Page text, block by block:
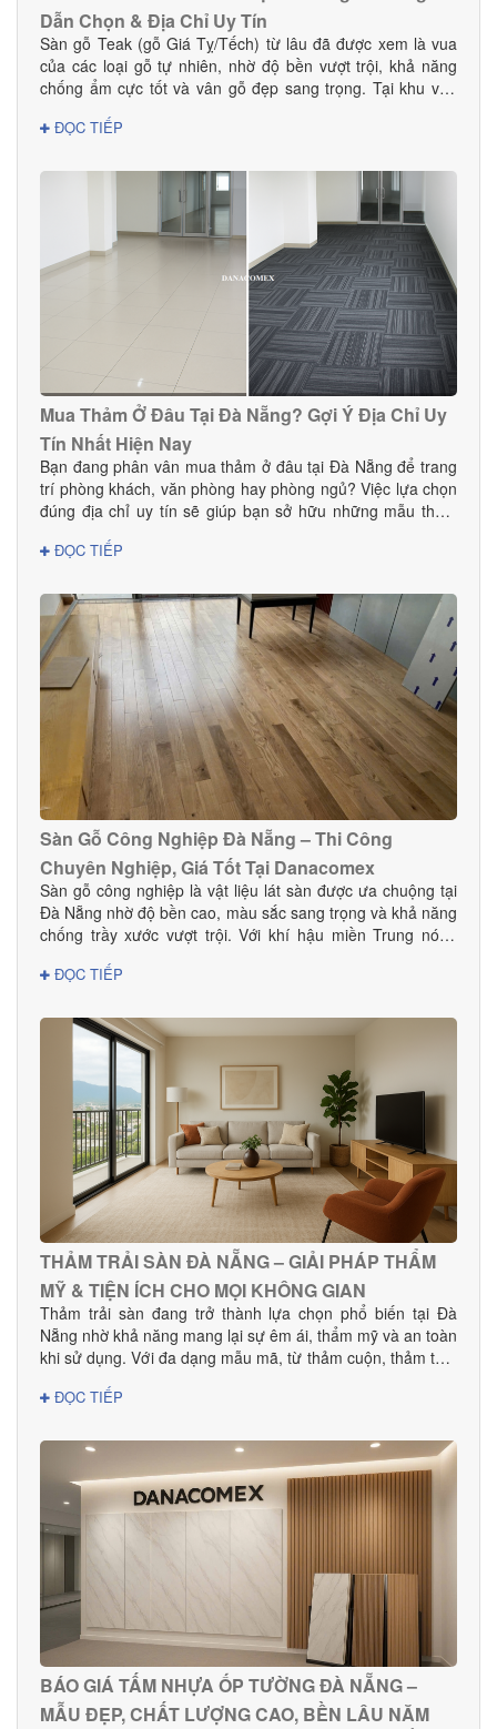
Dẫn Chọn & Địa Chỉ Uy Tín
Sàn gỗ Teak (gỗ Giá Tỵ/Tếch) từ lâu đã được xem là vua
của các loại gỗ tự nhiên, nhờ độ bền vượt trội, khả năng
chống ẩm cực tốt và vân gỗ đẹp sang trọng. Tại khu vực
— sàn gỗ Teak là lựa chọn hoàn hảo cho cả nhà ở, biệt
Teak ở đâu tại Đà Nẵng để đảm bảo chất lượng thật, giá tốt
và dịch vụ thi công chuyên nghiệp? Hãy cùng Danacomex
ĐỌC TIẾP
Mua Thảm Ở Đâu Tại Đà Nẵng? Gợi Ý Địa Chỉ Uy
Tín Nhất Hiện Nay
Bạn đang phân vân mua thảm ở đâu tại Đà Nẵng để trang
trí phòng khách, văn phòng hay phòng ngủ? Việc lựa chọn
đúng địa chỉ uy tín sẽ giúp bạn sở hữu những mẫu thảm
Trong bài viết này, DANACOMEX giới thiệu đến bạn nơi
tại Đà Nẵng.
ĐỌC TIẾP
Sàn Gỗ Công Nghiệp Đà Nẵng – Thi Công
Chuyên Nghiệp, Giá Tốt Tại Danacomex
Sàn gỗ công nghiệp là vật liệu lát sàn được ưa chuộng tại
Đà Nẵng nhờ độ bền cao, màu sắc sang trọng và khả năng
chống trầy xước vượt trội. Với khí hậu miền Trung nóng
gian bền đẹp và hạn chế cong vênh hiệu quả. Tại Đà
gỗ công nghiệp uy tín, được nhiều khách hàng gia đình,
khách sạn, showroom và văn phòng tin dùng.
ĐỌC TIẾP
THẢM TRẢI SÀN ĐÀ NẴNG – GIẢI PHÁP THẨM
MỸ & TIỆN ÍCH CHO MỌI KHÔNG GIAN
Thảm trải sàn đang trở thành lựa chọn phổ biến tại Đà
Nẵng nhờ khả năng mang lại sự êm ái, thẩm mỹ và an toàn
khi sử dụng. Với đa dạng mẫu mã, từ thảm cuộn, thảm tấm
mọi nhu cầu decor và thi công dự án.
ĐỌC TIẾP
BÁO GIÁ TẤM NHỰA ỐP TƯỜNG ĐÀ NẴNG –
MẪU ĐẸP, CHẤT LƯỢNG CAO, BỀN LÂU NĂM